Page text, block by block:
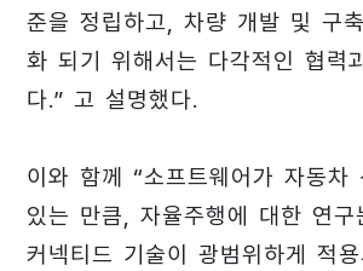
준을 정립하고, 차량 개발 및 구
화 되기 위해서는 다각적인 협력
다.” 고 설명했다.
이와 함께 “소프트웨어가 자동
있는 만큼, 자율주행에 대한 연
커넥티드 기술이 광범위하게 적